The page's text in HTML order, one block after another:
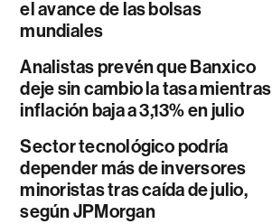
el avance de las bolsas
mundiales
Analistas prevén que Banxico
deje sin cambio la tasa mientras
inflación baja a 3,13% en julio
Sector tecnológico podría
depender más de inversores
minoristas tras caída de julio,
según JPMorgan